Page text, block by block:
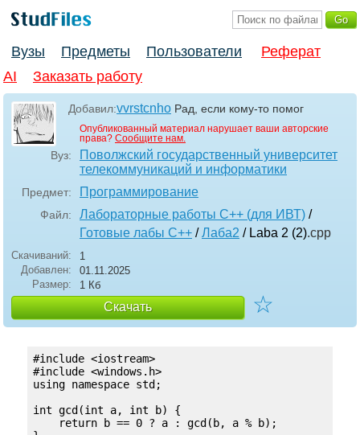
Вузы Предметы Пользователи
Реферат
AI
Заказать работу
Добавил:vvrstcnho Рад, если кому-то помог
Опубликованный материал нарушает ваши авторские
права? Сообщите нам.
Вуз:
Поволжский государственный университет
телекоммуникаций и информатики
Предмет: Программирование
Файл: Лабораторные работы С++ (для ИВТ) /
Готовые лабы С++ /Лаба2 / Laba 2 (2).cpp
Скачиваний:
1
Добавлен:
01.11.2025
Размер:
1 Кб
Скачать ☆
#include <iostream>
#include <windows.h>
using namespace std;
int gcd(int a, int b) {
    return b == 0 ? a : gcd(b, a % b);